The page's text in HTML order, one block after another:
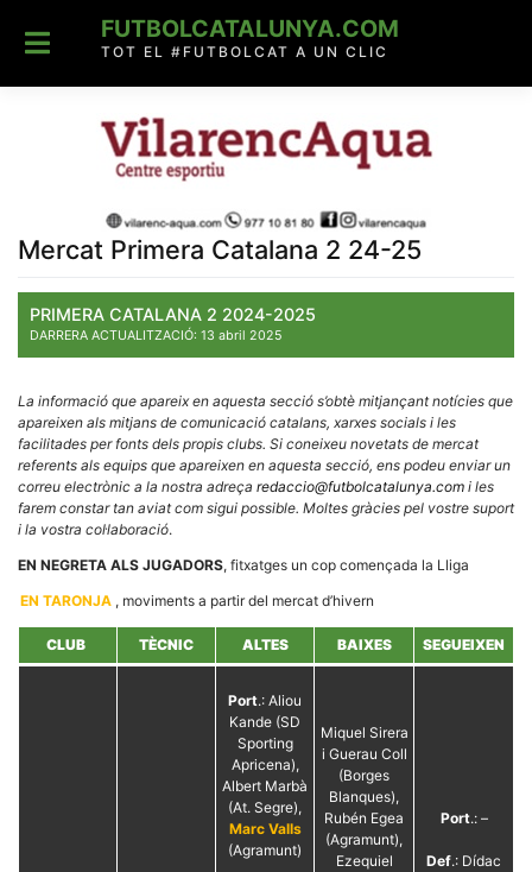
content
FUTBOLCATALUNYA.COM
TOT EL #FUTBOLCAT A UN CLIC
Mercat Primera Catalana 2 24-25
PRIMERA CATALANA 2 2024-2025
DARRERA ACTUALITZACIÓ: 13 abril 2025
La informació que apareix en aquesta secció s’obtè mitjançant notícies que
apareixen als mitjans de comunicació catalans, xarxes socials i les
facilitades per fonts dels propis clubs. Si coneixeu novetats de mercat
referents als equips que apareixen en aquesta secció, ens podeu enviar un
correu electrònic a la nostra adreça redaccio@futbolcatalunya.com i les
farem constar tan aviat com sigui possible. Moltes gràcies pel vostre suport
i la vostra col·laboració.
EN NEGRETA ALS JUGADORS, fitxatges un cop començada la Lliga
EN TARONJA , moviments a partir del mercat d’hivern
CLUB TÈCNIC ALTES BAIXES SEGUEIXEN
Port.: Aliou
Kande (SD
Sporting
Apricena),
Albert Marbà
(At. Segre),
Marc Valls
(Agramunt)
Miquel Sirera
i Guerau Coll
(Borges
Blanques),
Rubén Egea
(Agramunt),
Ezequiel
Port.: –
Def.: Dídac
són
opcionals,
són
necessàries
per al
funcionament
tècnic de la